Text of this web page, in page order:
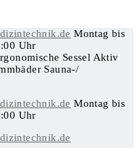
Montag bis
Uhr
Sessel Aktiv
Sauna-/
Montag bis
Uhr